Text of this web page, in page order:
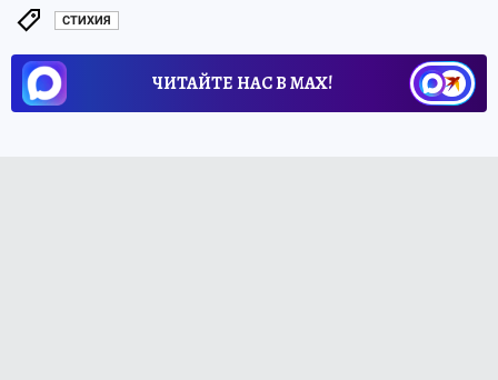
СТИХИЯ
ЧИТАЙТЕ НАС В МАХ!